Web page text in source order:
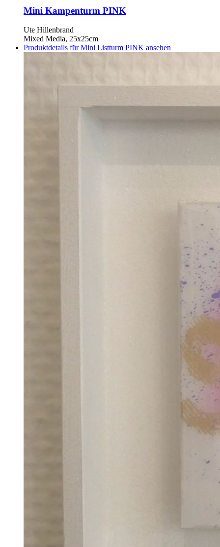
Mini Kampenturm PINK
Ute Hillenbrand
Mixed Media, 25x25cm
Produktdetails für Mini Listturm PINK ansehen